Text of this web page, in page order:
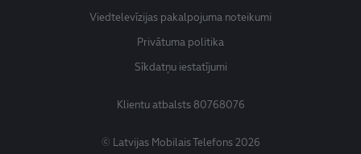
Viedtelevīzijas pakalpojuma noteikumi
Privātuma politika
Sīkdatņu iestatījumi
Klientu atbalsts80768076
© Latvijas Mobilais Telefons 2026